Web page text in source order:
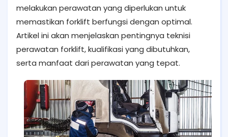
melakukan perawatan yang diperlukan untuk
memastikan forklift berfungsi dengan optimal.
Artikel ini akan menjelaskan pentingnya teknisi
perawatan forklift, kualifikasi yang dibutuhkan,
serta manfaat dari perawatan yang tepat.